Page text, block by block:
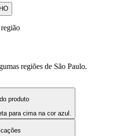
regiões de São Paulo.
produto